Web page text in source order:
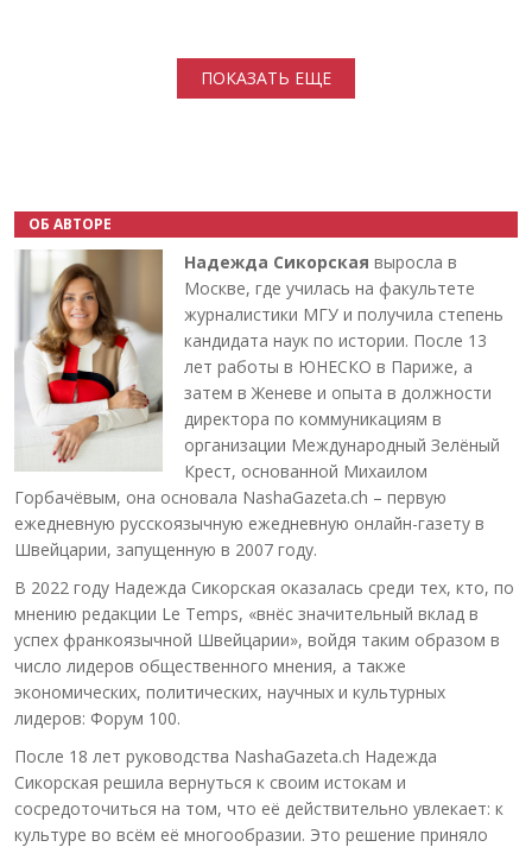
ПОКАЗАТЬ ЕЩЕ
ОБ АВТОРЕ
Надежда Сикорская выросла в
Москве, где училась на факультете
журналистики МГУ и получила степень
кандидата наук по истории. После 13
лет работы в ЮНЕСКО в Париже, а
затем в Женеве и опыта в должности
директора по коммуникациям в
организации Международный Зелёный
Крест, основанной Михаилом
Горбачёвым, она основала NashaGazeta.ch – первую
ежедневную русскоязычную ежедневную онлайн-газету в
Швейцарии, запущенную в 2007 году.
В 2022 году Надежда Сикорская оказалась среди тех, кто, по
мнению редакции Le Temps, «внёс значительный вклад в
успех франкоязычной Швейцарии», войдя таким образом в
число лидеров общественного мнения, а также
экономических, политических, научных и культурных
лидеров: Форум 100.
После 18 лет руководства NashaGazeta.ch Надежда
Сикорская решила вернуться к своим истокам и
сосредоточиться на том, что её действительно увлекает: к
культуре во всём её многообразии. Это решение приняло